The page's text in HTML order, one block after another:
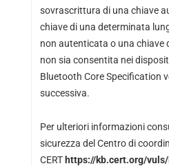
sovrascrittura di una chiave
chiave di una determinata
non autenticata o una chiave
non sia consentita nei
Bluetooth Core Specification
successiva.
Per ulteriori informazioni
sicurezza del Centro di
CERT https://kb.cert.org/